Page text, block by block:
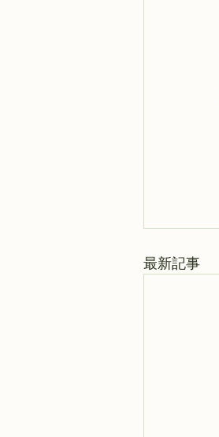
最新記事